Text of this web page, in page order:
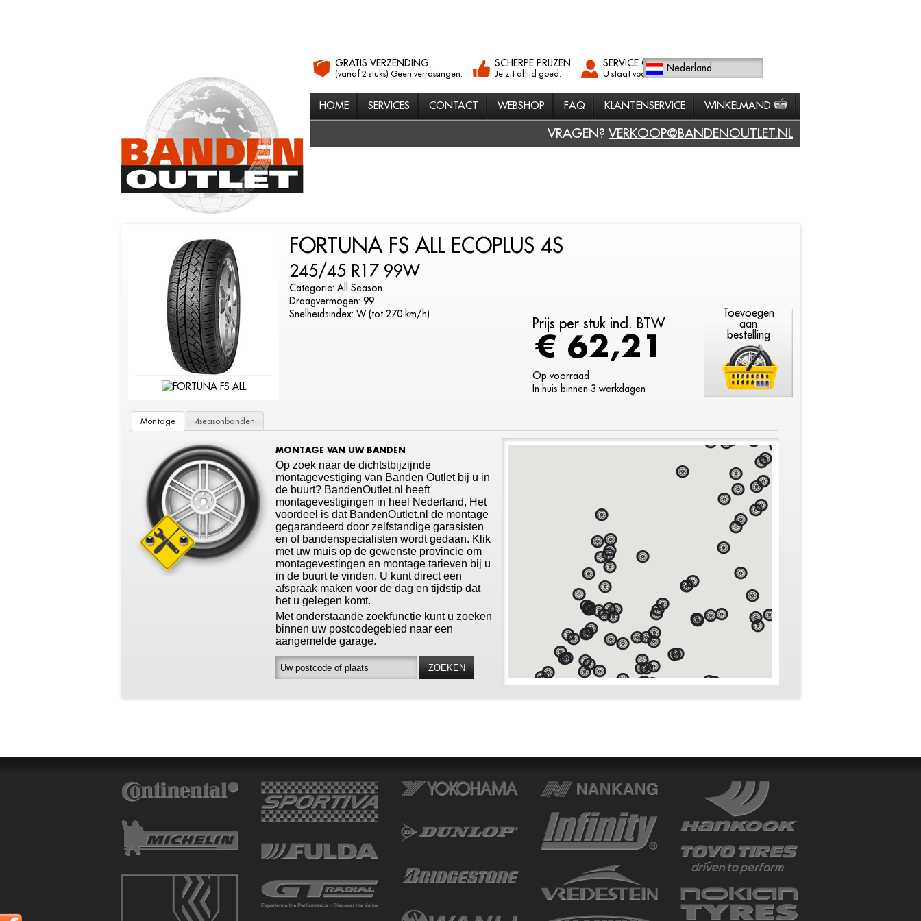
GRATIS VERZENDING
(vanaf 2 stuks) Geen verrassingen.
SCHERPE PRIJZEN
Je zit altijd goed.
SERVICE GERICHT
U staat voorop. Nederland
HOME SERVICES CONTACT WEBSHOP FAQ KLANTENSERVICE WINKELMAND
VRAGEN? VERKOOP@BANDENOUTLET.NL
FORTUNA FS ALL ECOPLUS 4S
245/45 R17 99W
Categorie: All Season
Draagvermogen: 99
Snelheidsindex: W (tot 270 km/h)
Toevoegen
aan
bestelling
Prijs per stuk incl. BTW
€ 62,21
Op voorraad
In huis binnen 3 werkdagen
Montage 4seasonbanden
MONTAGE VAN UW BANDEN
Op zoek naar de dichtstbijzijnde
montagevestiging van Banden Outlet bij u in
de buurt? BandenOutlet.nl heeft
montagevestigingen in heel Nederland, Het
voordeel is dat BandenOutlet.nl de montage
gegarandeerd door zelfstandige garasisten
en of bandenspecialisten wordt gedaan. Klik
met uw muis op de gewenste provincie om
montagevestingen en montage tarieven bij u
in de buurt te vinden. U kunt direct een
afspraak maken voor de dag en tijdstip dat
het u gelegen komt.
Met onderstaande zoekfunctie kunt u zoeken
binnen uw postcodegebied naar een
aangemelde garage.